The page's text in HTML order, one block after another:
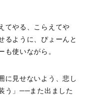
てやる、こらえてや
るように、ぴょーんと
も使いながら。
に見せないよう、悲し
う」──また出ました